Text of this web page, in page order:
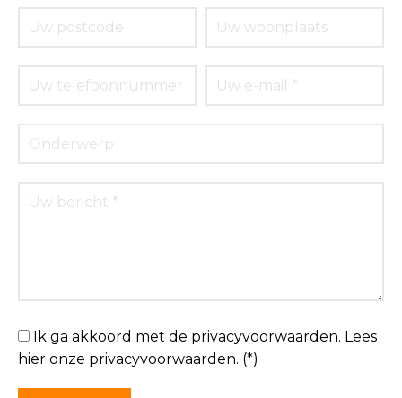
Ik ga akkoord met de privacyvoorwaarden. Lees
hier onze privacyvoorwaarden. (*)